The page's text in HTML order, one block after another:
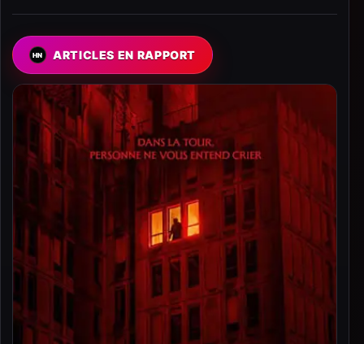
ARTICLES EN RAPPORT